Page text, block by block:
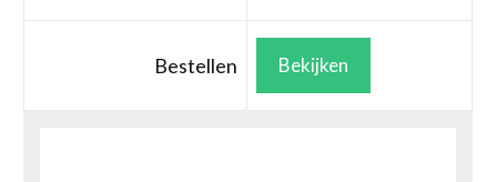
Bestellen Bekijken